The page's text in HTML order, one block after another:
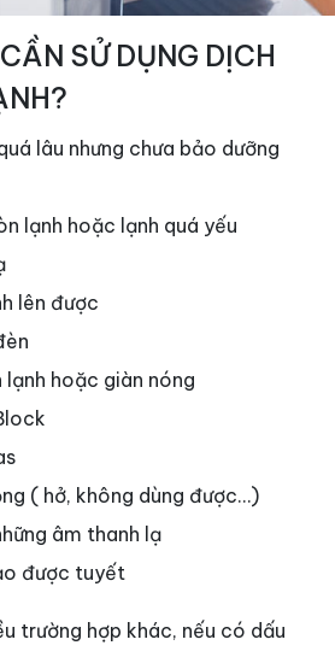
SỬ DỤNG DỊCH
lâu nhưng chưa bảo dưỡng
lạnh hoặc lạnh quá yếu
lên được
lạnh hoặc giàn nóng
( hở, không dùng được…)
âm thanh lạ
được tuyết
trường hợp khác, nếu có dấu